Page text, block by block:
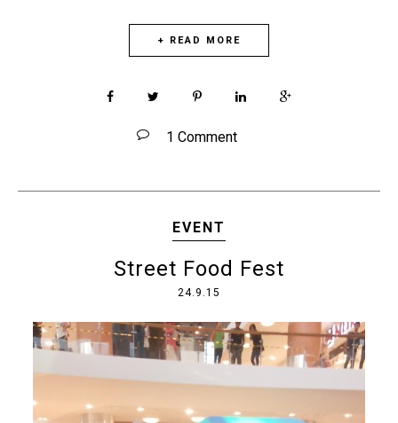
+ READ MORE
1 Comment
EVENT
Street Food Fest
24.9.15